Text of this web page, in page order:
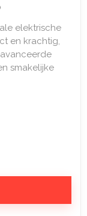
elektrische
en krachtig,
smakelijke